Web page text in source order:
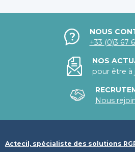
NOUS
+33 (0)3 67
NOS
pour être à
Nous
Actecil, spécialiste des solutions